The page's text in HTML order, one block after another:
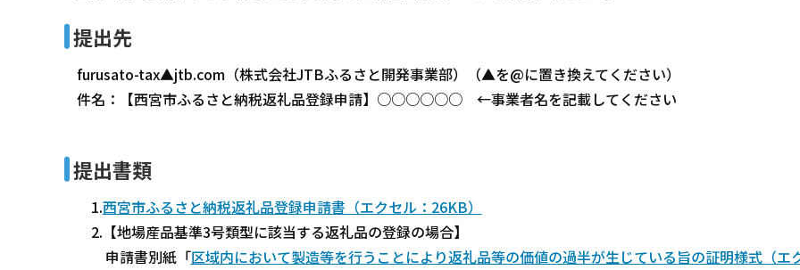
提出先
furusato-tax▲jtb.com（株式会社JTBふるさと開発事業部）（▲を@に置き換えてください）
件名：【西宮市ふるさと納税返礼品登録申請】○○○○○○ ←事業者名を記載してください
提出書類
1.西宮市ふるさと納税返礼品登録申請書（エクセル：26KB）
2.【地場産品基準3号類型に該当する返礼品の登録の場合】
申請書別紙「区域内において製造等を行うことにより返礼品等の価値の過半が生じている旨の証明様式（エ